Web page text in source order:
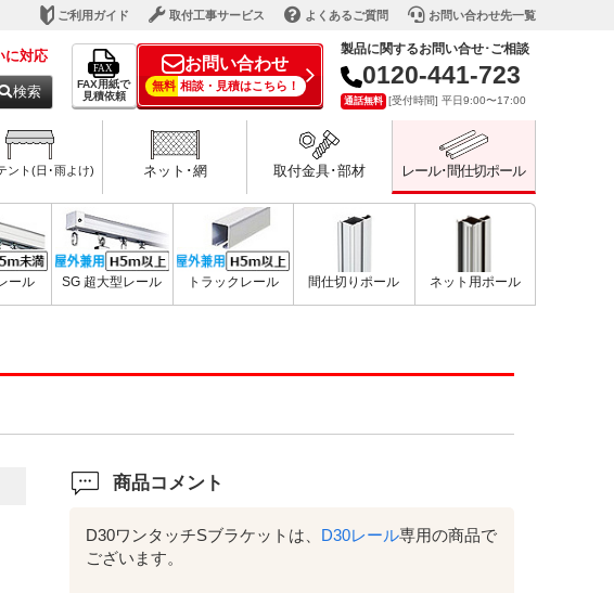
ご利用ガイド 取付工事サービス よくあるご質問 お問い合わせ先一覧
に対応
検索
FAX用紙で
見積依頼
お問い合わせ
無料 相談・見積はこちら！
製品に関するお問い合せ･ご相談
0120-441-723
通話無料 [受付時間] 平日9:00〜17:00
ント(日･雨よけ) ネット･網 取付金具･部材 レール･間仕切ポール
ール SG 超大型レール トラックレール 間仕切りポール ネット用ポール
商品コメント
D30ワンタッチSブラケットは、 D30レール専用の商品で
ございます。